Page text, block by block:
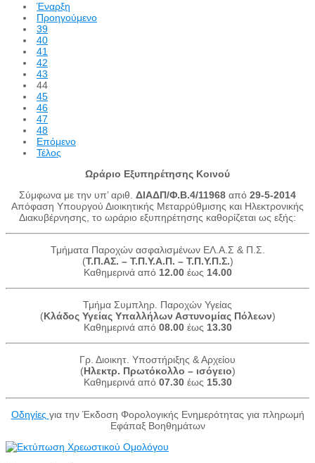
Έναρξη
Προηγούμενο
39
40
41
42
43
44
45
46
47
48
Επόμενο
Τέλος
Ωράριο Εξυπηρέτησης Κοινού
Σύμφωνα με την υπ’ αριθ. ΔΙΑΔΠ/Φ.Β.4/11968 από 29-5-2014
Απόφαση Υπουργού Διοικητικής Μεταρρύθμισης και Ηλεκτρονικής
Διακυβέρνησης, το ωράριο εξυπηρέτησης καθορίζεται ως εξής:
Τμήματα Παροχών ασφαλισμένων ΕΛ.Α.Σ & Π.Σ.
(Τ.Π.ΑΣ. – Τ.Π.Υ.Α.Π. – Τ.Π.Υ.Π.Σ.)
Καθημερινά από 12.00 έως 14.00
Τμήμα Συμπληρ. Παροχών Υγείας
(Κλάδος Υγείας Υπαλλήλων Αστυνομίας Πόλεων)
Καθημερινά από 08.00έως 13.30
Γρ. Διοικητ. Υποστήριξης & Αρχείου
(Ηλεκτρ. Πρωτόκολλο – ισόγειο)
Καθημερινά από 07.30έως 15.30
Οδηγίες για την Έκδοση Φορολογικής Ενημερότητας για πληρωμή
Εφάπαξ Βοηθημάτων